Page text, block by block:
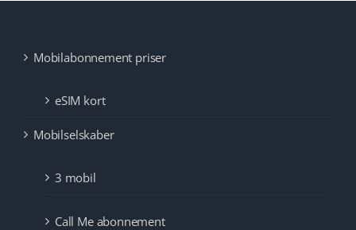
Mobilabonnement priser
eSIM kort
Mobilselskaber
3 mobil
Call Me abonnement